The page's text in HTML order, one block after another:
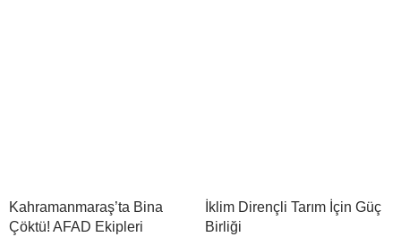
Kahramanmaraş’ta Bina
Çöktü! AFAD Ekipleri
İklim Dirençli Tarım İçin Güç
Birliği